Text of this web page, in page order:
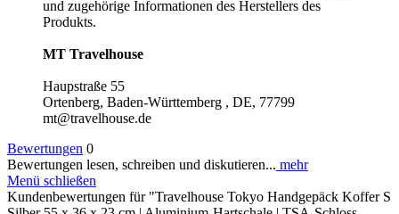
und zugehörige Informationen des Herstellers des
Produkts.
MT Travelhouse
Haupstraße 55
Ortenberg, Baden-Württemberg , DE, 77799
mt@travelhouse.de
Bewertungen 0
Bewertungen lesen, schreiben und diskutieren... mehr
Menü schließen
Kundenbewertungen für "Travelhouse Tokyo Handgepäck Koffer S